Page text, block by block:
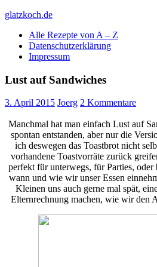
Skip
content
glatzkoch.de
Kochen für Doofe und Genießer
Alle Rezepte von A – Z
Datenschutzerklärung
Impressum
Lust auf Sandwiches
3. April 2015 Joerg 2 Kommentare
Manchmal hat man einfach Lust auf
spontan entstanden, aber nur die
ich deswegen das Toastbrot nicht
vorhandene Toastvorräte zurück
perfekt für unterwegs, für Parties,
wann und wie wir unser Essen
Kleinen uns auch gerne mal spät,
Elternrechnung machen, wie wir den